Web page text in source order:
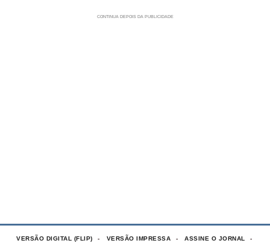
VERSÃO DIGITAL (FLIP) VERSÃO IMPRESSA ASSINE O JORNAL